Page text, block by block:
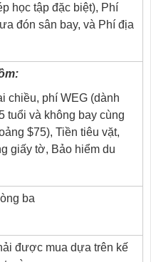
học tập đặc biệt), Phí
đón sân bay, và Phí địa
chiều, phí WEG (dành
tuổi và không bay cùng
$75), Tiền tiêu vặt,
giấy tờ, Bảo hiểm du
ba
được mua dựa trên kế